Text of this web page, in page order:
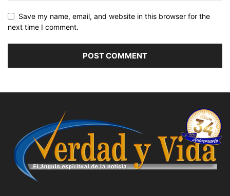
Save my name, email, and website in this browser for the
next time I comment.